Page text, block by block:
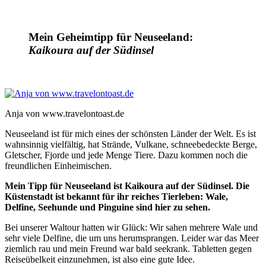
Mein Geheimtipp für Neuseeland:
Kaikoura auf der Südinsel
Anja von www.travelontoast.de
Neuseeland ist für mich eines der schönsten Länder der Welt. Es ist
wahnsinnig vielfältig, hat Strände, Vulkane, schneebedeckte Berge,
Gletscher, Fjorde und jede Menge Tiere. Dazu kommen noch die
freundlichen Einheimischen.
Mein Tipp für Neuseeland ist Kaikoura auf der Südinsel. Die
Küstenstadt ist bekannt für ihr reiches Tierleben: Wale,
Delfine, Seehunde und Pinguine sind hier zu sehen.
Bei unserer Waltour hatten wir Glück: Wir sahen mehrere Wale und
sehr viele Delfine, die um uns herumsprangen. Leider war das Meer
ziemlich rau und mein Freund war bald seekrank. Tabletten gegen
Reiseübelkeit einzunehmen, ist also eine gute Idee.